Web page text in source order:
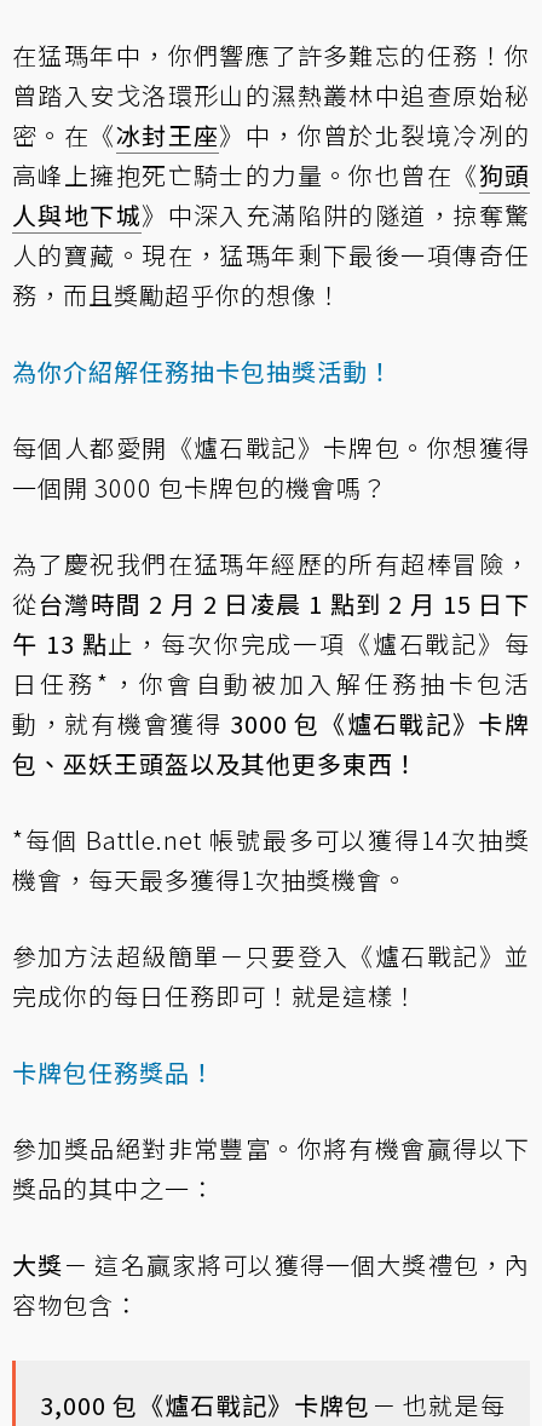
在猛瑪年中，你們響應了許多難忘的任務！你
曾踏入安戈洛環形山的濕熱叢林中追查原始秘
密。在《冰封王座》中，你曾於北裂境冷冽的
高峰上擁抱死亡騎士的力量。你也曾在《狗頭
人與地下城》中深入充滿陷阱的隧道，掠奪驚
人的寶藏。現在，猛瑪年剩下最後一項傳奇任
務，而且獎勵超乎你的想像！
為你介紹解任務抽卡包抽獎活動！
每個人都愛開《爐石戰記》卡牌包。你想獲得
一個開 3000 包卡牌包的機會嗎？
為了慶祝我們在猛瑪年經歷的所有超棒冒險，
從台灣時間 2 月 2 日凌晨 1 點到 2 月 15 日下
午 13 點止，每次你完成一項《爐石戰記》每
日任務*，你會自動被加入解任務抽卡包活
動，就有機會獲得 3000 包《爐石戰記》卡牌
包、巫妖王頭盔以及其他更多東西！
*每個 Battle.net 帳號最多可以獲得14次抽獎
機會，每天最多獲得1次抽獎機會。
參加方法超級簡單－只要登入《爐石戰記》並
完成你的每日任務即可！就是這樣！
卡牌包任務獎品！
參加獎品絕對非常豐富。你將有機會贏得以下
獎品的其中之一：
大獎－ 這名贏家將可以獲得一個大獎禮包，內
容物包含：
3,000 包《爐石戰記》卡牌包 － 也就是每